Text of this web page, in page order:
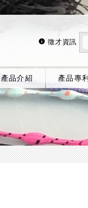
徵才資訊
產品介紹 產品專利